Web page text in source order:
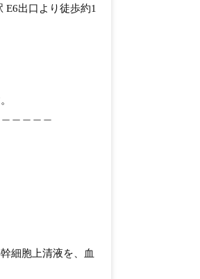
E6出口より徒歩約1
細胞上清液を、血